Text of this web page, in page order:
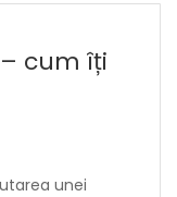
cum îți
unei